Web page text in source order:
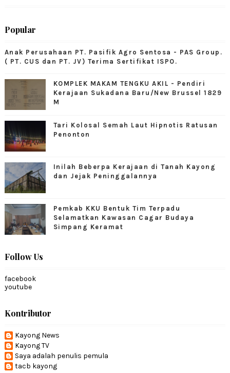
Popular
Anak Perusahaan PT. Pasifik Agro Sentosa - PAS Group.
( PT. CUS dan PT. JV) Terima Sertifikat ISPO.
KOMPLEK MAKAM TENGKU AKIL - Pendiri
Kerajaan Sukadana Baru/New Brussel 1829
M
Tari Kolosal Semah Laut Hipnotis Ratusan
Penonton
Inilah Beberpa Kerajaan di Tanah Kayong
dan Jejak Peninggalannya
Pemkab KKU Bentuk Tim Terpadu
Selamatkan Kawasan Cagar Budaya
Simpang Keramat
Follow Us
facebook
youtube
Kontributor
Kayong News
Kayong TV
Saya adalah penulis pemula
tacb kayong